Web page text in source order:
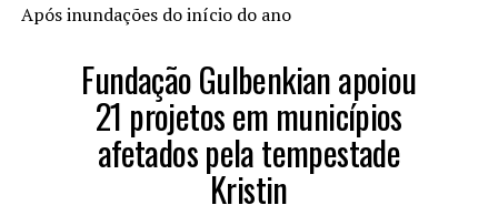
Após inundações do início do ano
Fundação Gulbenkian apoiou
21 projetos em municípios
afetados pela tempestade
Kristin